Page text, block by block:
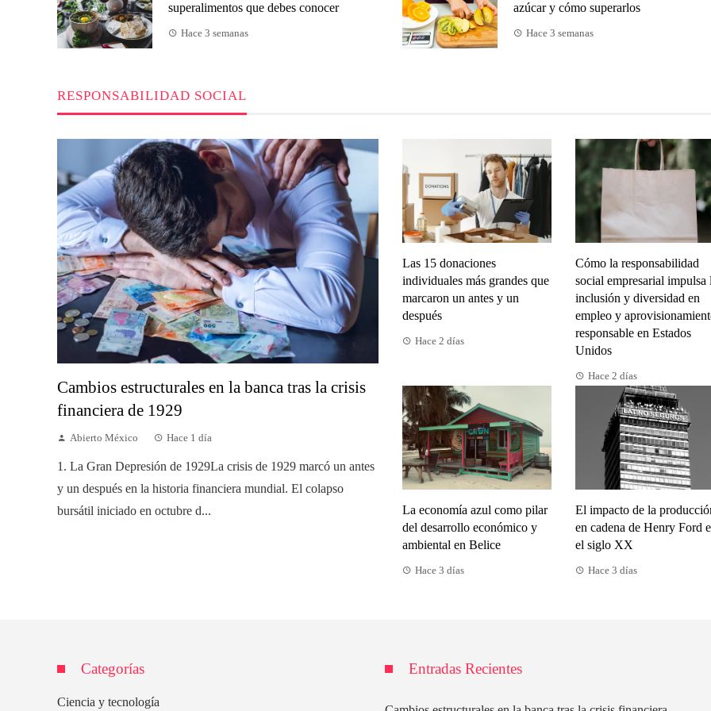
superalimentos que debes conocer
Hace 3 semanas
azúcar y cómo superarlos
Hace 3 semanas
RESPONSABILIDAD SOCIAL
Cambios estructurales en la banca tras la crisis
financiera de 1929
Abierto México Hace 1 día
1. La Gran Depresión de 1929La crisis de 1929 marcó un antes
y un después en la historia financiera mundial. El colapso
bursátil iniciado en octubre d...
Las 15 donaciones
individuales más grandes que
marcaron un antes y un
después
Hace 2 días
Cómo la responsabilidad
social empresarial impulsa
inclusión y diversidad en
empleo y
responsable en Estados
Unidos
Hace 2 días
La economía azul como pilar
del desarrollo económico y
ambiental en Belice
Hace 3 días
El impacto de la
en cadena de Henry Ford
el siglo XX
Hace 3 días
Categorías
Ciencia y tecnología
Entradas Recientes